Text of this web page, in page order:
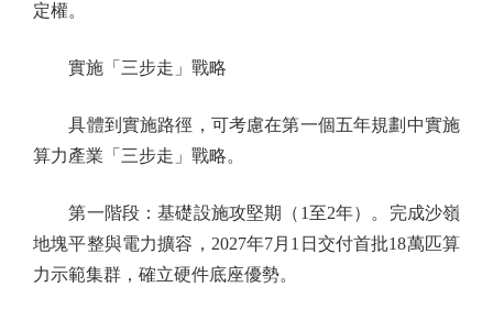
定權。
實施「三步走」戰略
具體到實施路徑，可考慮在第一個五年規劃中實施
算力產業「三步走」戰略。
第一階段：基礎設施攻堅期（1至2年）。完成沙嶺
地塊平整與電力擴容，2027年7月1日交付首批18萬匹算
力示範集群，確立硬件底座優勢。